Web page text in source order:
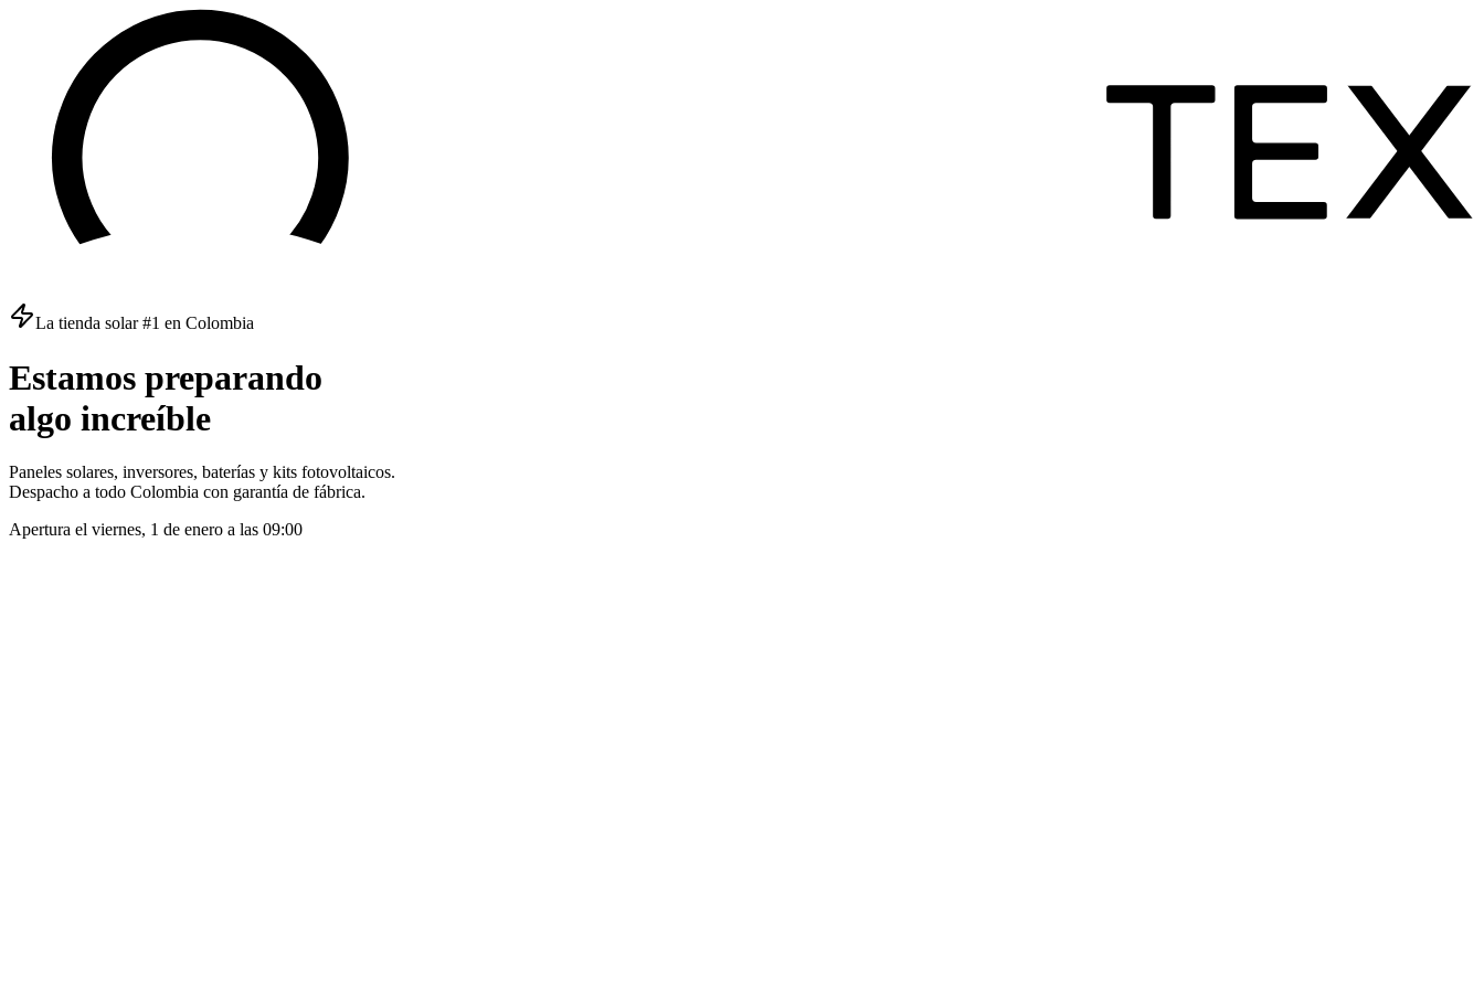
La tienda solar #1 en Colombia
Estamos preparando
algo increíble
Paneles solares, inversores, baterías y kits fotovoltaicos.
Despacho a todo Colombia con garantía de fábrica.
Apertura el viernes, 1 de enero a las 09:00